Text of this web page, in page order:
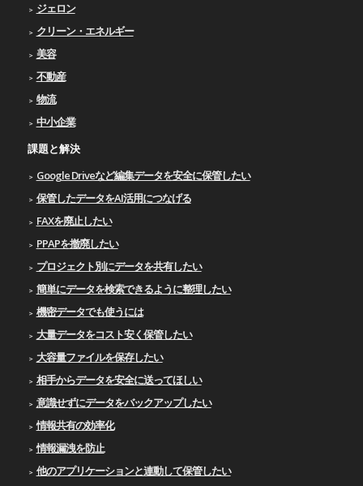
ジェロン
クリーン・エネルギー
美容
不動産
物流
中小企業
課題と解決
Google Driveなど編集データを安全に保管したい
保管したデータをAI活用につなげる
FAXを廃止したい
PPAPを撤廃したい
プロジェクト別にデータを共有したい
簡単にデータを検索できるように整理したい
機密データでも使うには
大量データをコスト安く保管したい
大容量ファイルを保存したい
相手からデータを安全に送ってほしい
意識せずにデータをバックアップしたい
情報共有の効率化
情報漏洩を防止
他のアプリケーションと連動して保管したい